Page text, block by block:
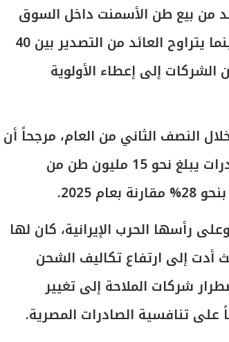
من بيع طن الأسمنت داخل السوق
المحلية يصل إلى نحو 70 دولاراً، بينما يتراوح العائد من التصدير بين 40
الشركات إلى إعطاء الأولوية
النصف الثاني من العام، مرجحاً أن
تنهي مصر عام 2026 بإجمالي صادرات يبلغ نحو 15 مليون طن من
2025.
رأسها الحرب الإيرانية، كان لها
أدت إلى ارتفاع تكاليف الشحن
شركات الملاحة إلى تغيير
على تنافسية الصادرات المصرية.